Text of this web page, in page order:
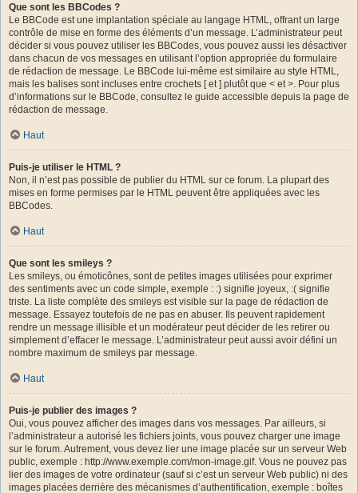
Que sont les BBCodes ?
Le BBCode est une implantation spéciale au langage HTML, offrant un large
contrôle de mise en forme des éléments d’un message. L’administrateur peut
décider si vous pouvez utiliser les BBCodes, vous pouvez aussi les désactiver
dans chacun de vos messages en utilisant l’option appropriée du formulaire
de rédaction de message. Le BBCode lui-même est similaire au style HTML,
mais les balises sont incluses entre crochets [ et ] plutôt que < et >. Pour plus
d’informations sur le BBCode, consultez le guide accessible depuis la page de
rédaction de message.
Haut
Puis-je utiliser le HTML ?
Non, il n’est pas possible de publier du HTML sur ce forum. La plupart des
mises en forme permises par le HTML peuvent être appliquées avec les
BBCodes.
Haut
Que sont les smileys ?
Les smileys, ou émoticônes, sont de petites images utilisées pour exprimer
des sentiments avec un code simple, exemple : :) signifie joyeux, :( signifie
triste. La liste complète des smileys est visible sur la page de rédaction de
message. Essayez toutefois de ne pas en abuser. Ils peuvent rapidement
rendre un message illisible et un modérateur peut décider de les retirer ou
simplement d’effacer le message. L’administrateur peut aussi avoir défini un
nombre maximum de smileys par message.
Haut
Puis-je publier des images ?
Oui, vous pouvez afficher des images dans vos messages. Par ailleurs, si
l’administrateur a autorisé les fichiers joints, vous pouvez charger une image
sur le forum. Autrement, vous devez lier une image placée sur un serveur Web
public, exemple : http://www.exemple.com/mon-image.gif. Vous ne pouvez pas
lier des images de votre ordinateur (sauf si c’est un serveur Web public) ni des
images placées derrière des mécanismes d’authentification, exemple : boîtes